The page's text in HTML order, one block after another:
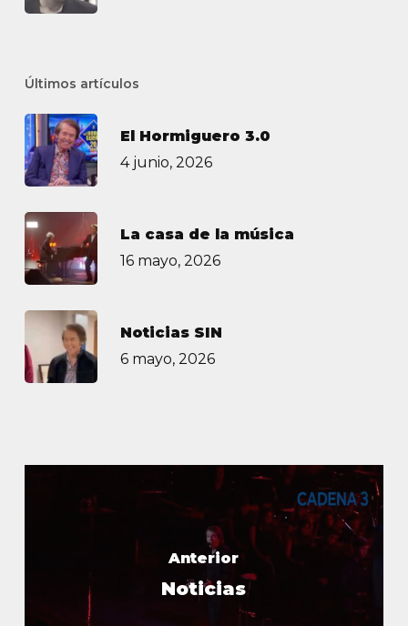
Últimos artículos
El Hormiguero 3.0
4 junio, 2026
La casa de la música
16 mayo, 2026
Noticias SIN
6 mayo, 2026
Anterior
Noticias